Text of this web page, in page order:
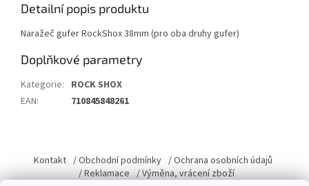
Detailní popis produktu
Naražeč gufer RockShox 38mm (pro oba druhy gufer)
Doplňkové parametry
Kategorie: ROCK SHOX
EAN: 710845848261
p
Kontakt / Obchodní podmínky / Ochrana osobních údajů
/ Reklamace / Výměna, vrácení zboží